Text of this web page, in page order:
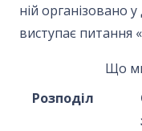
ній організовано
виступає питання
Що
Розподіл